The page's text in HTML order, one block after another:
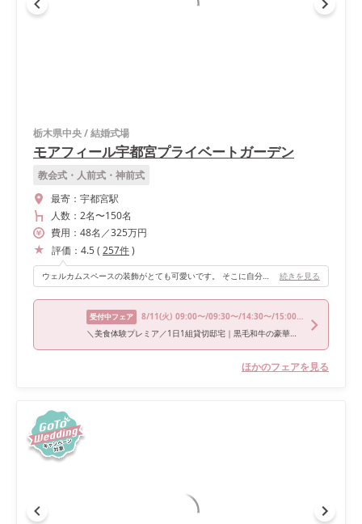
栃木県中央/結婚式場
モアフィール宇都宮プライベートガーデン
教会式・人前式・神前式
最寄： 宇都宮駅
人数： 2名〜150名
費用： 48名 ／325万円
評価： 4.5( 257件)
ウェルカムスペースの装飾がとても可愛いです。 そこに自分たちで持ち込みしたアイテムを飾り付けしてオリジナリティを出すことができました。 続きを見る
受付中フェア 8/11(火) 09:00〜/09:30〜/14:30〜/15:00〜/18:00〜
＼美食体験プレミア／1日1組貸切邸宅｜黒毛和牛の豪華試食を堪能！純白チャペル＆緑あふれるガーデン体験
ほかのフェアを見る